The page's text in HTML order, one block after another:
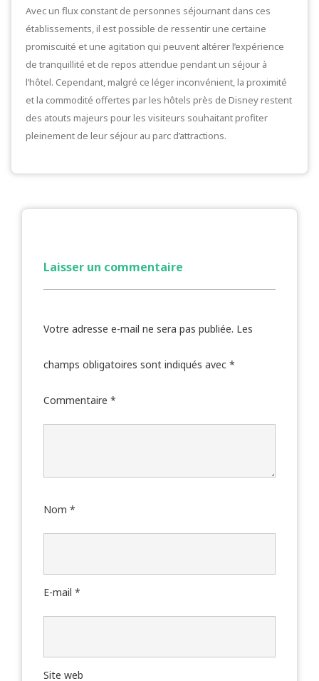
Avec un flux constant de personnes séjournant dans ces
établissements, il est possible de ressentir une certaine
promiscuité et une agitation qui peuvent altérer l’expérience
de tranquillité et de repos attendue pendant un séjour à
l’hôtel. Cependant, malgré ce léger inconvénient, la proximité
et la commodité offertes par les hôtels près de Disney restent
des atouts majeurs pour les visiteurs souhaitant profiter
pleinement de leur séjour au parc d’attractions.
Laisser un commentaire
Votre adresse e-mail ne sera pas publiée. Les
champs obligatoires sont indiqués avec *
Commentaire *
Nom *
E-mail *
Site web